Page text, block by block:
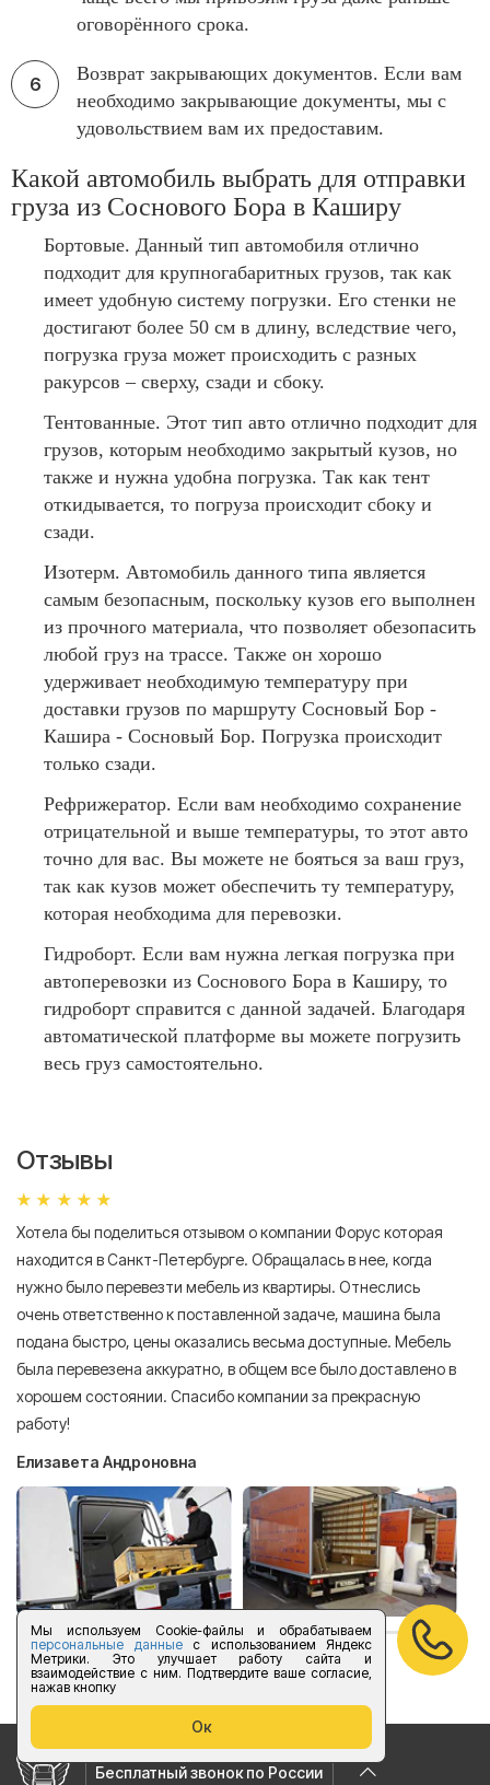
Мы используем Cookie-файлы и обрабатываем
персональные данныес использованием Яндекс
Метрики. Это улучшает работу сайта и
взаимодействие с ним. Подтвердите ваше согласие,
нажав кнопку
Ок
оговорённого срока.
Возврат закрывающих документов. Если вам
необходимо закрывающие документы, мы с
удовольствием вам их предоставим.
Какой автомобиль выбрать для отправки
груза из Соснового Бора в Каширу
Бортовые. Данный тип автомобиля отлично
подходит для крупногабаритных грузов, так как
имеет удобную систему погрузки. Его стенки не
достигают более 50 см в длину, вследствие чего,
погрузка груза может происходить с разных
ракурсов – сверху, сзади и сбоку.
Тентованные. Этот тип авто отлично подходит для
грузов, которым необходимо закрытый кузов, но
также и нужна удобна погрузка. Так как тент
откидывается, то погруза происходит сбоку и
сзади.
Изотерм. Автомобиль данного типа является
самым безопасным, поскольку кузов его выполнен
из прочного материала, что позволяет обезопасить
любой груз на трассе. Также он хорошо
удерживает необходимую температуру при
доставки грузов по маршруту Сосновый Бор -
Кашира - Сосновый Бор. Погрузка происходит
только сзади.
Рефрижератор. Если вам необходимо сохранение
отрицательной и выше температуры, то этот авто
точно для вас. Вы можете не бояться за ваш груз,
так как кузов может обеспечить ту температуру,
которая необходима для перевозки.
Гидроборт. Если вам нужна легкая погрузка при
автоперевозки из Соснового Бора в Каширу, то
гидроборт справится с данной задачей. Благодаря
автоматической платформе вы можете погрузить
весь груз самостоятельно.
Отзывы
Хотела бы поделиться отзывом о компании Форус которая
находится в Санкт-Петербурге. Обращалась в нее, когда
нужно было перевезти мебель из квартиры. Отнеслись
очень ответственно к поставленной задаче, машина была
подана быстро, цены оказались весьма доступные. Мебель
была перевезена аккуратно, в общем все было доставлено в
хорошем состоянии. Спасибо компании за прекрасную
работу!
Елизавета Андроновна
оставить отзыв
Бесплатный звонок по России